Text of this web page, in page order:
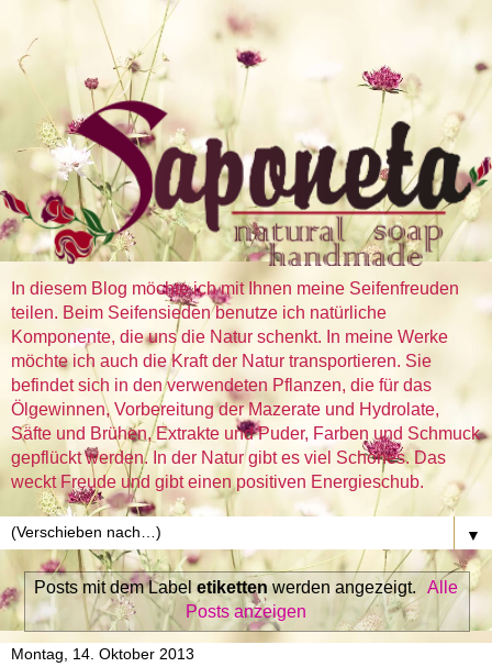
In diesem Blog möchte ich mit Ihnen meine Seifenfreuden
teilen. Beim Seifensieden benutze ich natürliche
Komponente, die uns die Natur schenkt. In meine Werke
möchte ich auch die Kraft der Natur transportieren. Sie
befindet sich in den verwendeten Pflanzen, die für das
Ölgewinnen, Vorbereitung der Mazerate und Hydrolate,
Säfte und Brühen, Extrakte und Puder, Farben und Schmuck
gepflückt werden. In der Natur gibt es viel Schönes. Das
weckt Freude und gibt einen positiven Energieschub.
▼
Posts mit dem Label etikettenwerden angezeigt.
Alle
Posts anzeigen
Montag, 14. Oktober 2013